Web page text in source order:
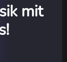
mit